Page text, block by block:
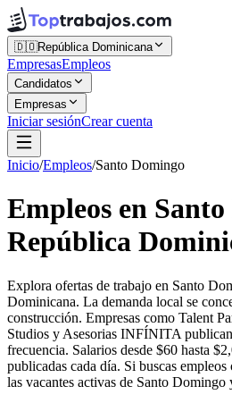
🇩🇴República Dominicana
EmpresasEmpleos
Candidatos
Empresas
Iniciar sesiónCrear cuenta
Inicio/Empleos/Santo Domingo
Empleos en
República
Explora ofertas de trabajo en Santo
Dominicana. La demanda local se
construcción. Empresas como Talent
Studios y Asesorias INFÍNITA
frecuencia. Salarios desde $60 hasta
publicadas cada día. Si buscas
las vacantes activas de Santo Domingo